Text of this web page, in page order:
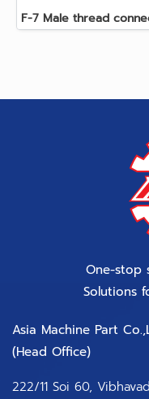
One-stop
Solutions
Asia Machine Part
(Head Office)​
222/11 Soi 60,